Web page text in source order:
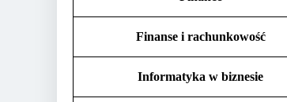
Finanse i rachunkowość
Informatyka w biznesie